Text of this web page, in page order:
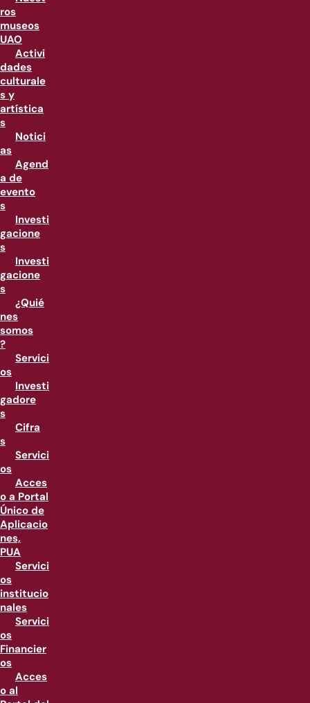
ros
museos
UAO
Activi
dades
culturale
s y
artística
s
Notici
as
Agend
a de
evento
s
Investi
gacione
s
Investi
gacione
s
¿Quié
nes
somos
?
Servici
os
Investi
gadore
s
Cifra
s
Servici
os
Acces
o a Portal
Único de
Aplicacio
nes,
PUA
Servici
os
institucio
nales
Servici
os
Financier
os
Acces
o al